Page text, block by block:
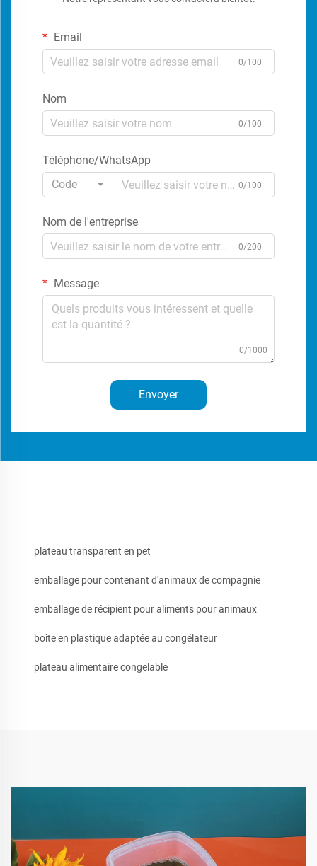
Email
0/100
Nom
0/100
Téléphone/WhatsApp
Code
0/100
Nom de l'entreprise
0/200
Message
0/1000
Envoyer
plateau transparent en pet
emballage pour contenant d'animaux de compagnie
emballage de récipient pour aliments pour animaux
boîte en plastique adaptée au congélateur
plateau alimentaire congelable